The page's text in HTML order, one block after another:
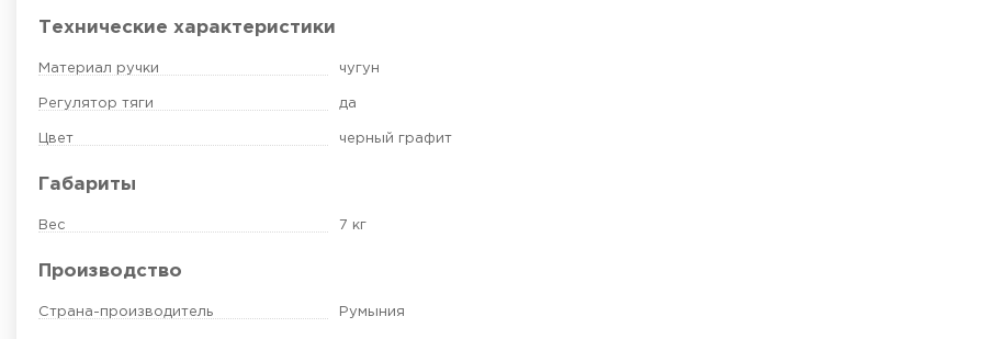
Технические характеристики
Материал ручки чугун
Регулятор тяги да
Цвет черный графит
Габариты
Вес 7 кг
Производство
Страна-производитель Румыния